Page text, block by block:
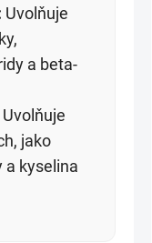
Uvolňuje
a beta-
Uvolňuje
jako
a kyselina